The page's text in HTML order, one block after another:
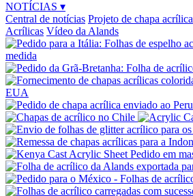
NOTÍCIAS ▾
Central de notícias Projeto de chapa acrílica
Acrílicas Vídeo da Alands